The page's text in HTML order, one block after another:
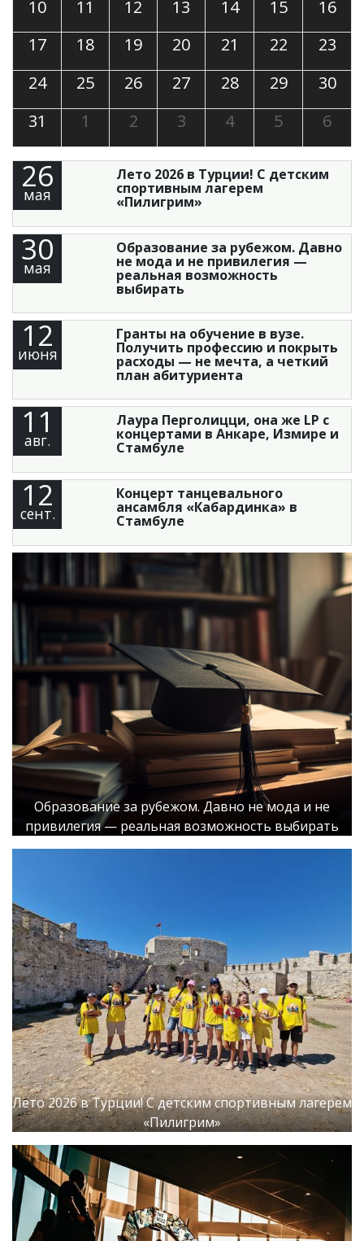
10 11 12 13 14 15
16
17
18 19 20 21 22
23
24
25 26 27 28 29
30
31
1 2 3 4 5 6
26
мая
Лето 2026 в Турции! С детским
спортивным лагерем
«Пилигрим»
30
мая
Образование за рубежом. Давно
не мода и не привилегия —
реальная возможность
выбирать
12
июня
Гранты на обучение в вузе.
Получить профессию и покрыть
расходы — не мечта, а четкий
план абитуриента
11
авг.
Лаура Перголицци, она же LP с
концертами в Анкаре, Измире и
Стамбуле
12
сент.
Концерт танцевального
ансамбля «Кабардинка» в
Стамбуле
Образование за рубежом. Давно не мода и не
привилегия — реальная возможность выбирать
Лето 2026 в Турции! С детским спортивным лагерем
«Пилигрим»